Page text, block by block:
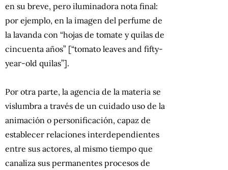
en su breve, pero iluminadora nota final:
por ejemplo, en la imagen del perfume de
la lavanda con “hojas de tomate y quilas de
cincuenta años” [“tomato leaves and fifty-
year-old quilas”].
Por otra parte, la agencia de la materia se
vislumbra a través de un cuidado uso de la
animación o personificación, capaz de
establecer relaciones interdependientes
entre sus actores, al mismo tiempo que
canaliza sus permanentes procesos de